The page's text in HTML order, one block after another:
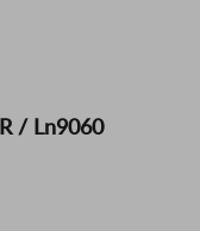
/ Ln9060